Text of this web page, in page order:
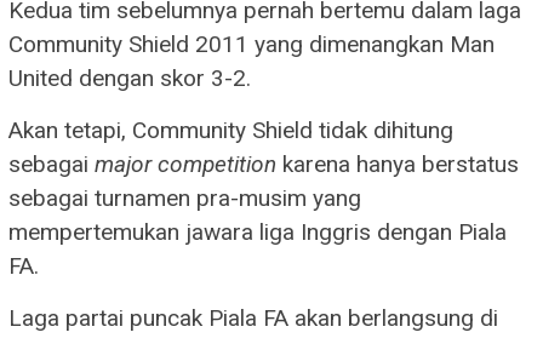
Kedua tim sebelumnya pernah bertemu dalam laga
Community Shield 2011 yang dimenangkan Man
United dengan skor 3-2.
Akan tetapi, Community Shield tidak dihitung
sebagai major competition karena hanya berstatus
sebagai turnamen pra-musim yang
mempertemukan jawara liga Inggris dengan Piala
FA.
Laga partai puncak Piala FA akan berlangsung di